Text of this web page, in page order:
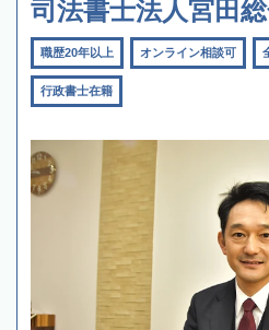
司法書士法人宮田
職歴20年以上 オンライン相談可
行政書士在籍